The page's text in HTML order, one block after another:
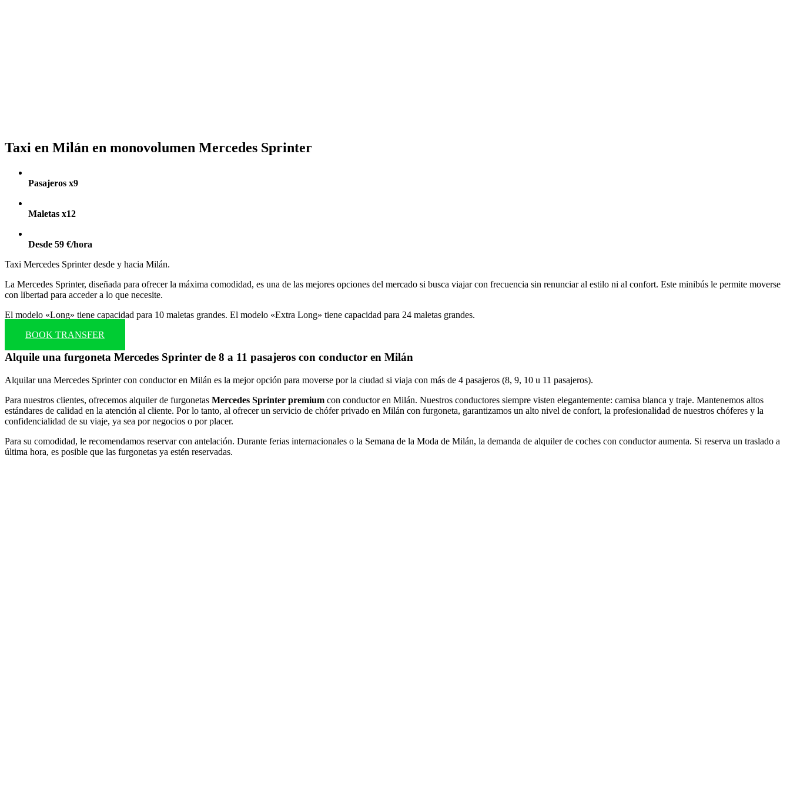
Taxi en Milán en monovolumen Mercedes Sprinter
Pasajeros x9
Maletas x12
Desde 59 €/hora
Taxi Mercedes Sprinter desde y hacia Milán.
La Mercedes Sprinter, diseñada para ofrecer la máxima comodidad, es una de las mejores opciones del mercado si busca viajar con frecuencia sin renunciar al estilo ni al confort. Este minibús le permite moverse
con libertad para acceder a lo que necesite.
El modelo «Long» tiene capacidad para 10 maletas grandes. El modelo «Extra Long» tiene capacidad para 24 maletas grandes.
BOOK TRANSFER
Alquile una furgoneta Mercedes Sprinter de 8 a 11 pasajeros con conductor en Milán
Alquilar una Mercedes Sprinter con conductor en Milán es la mejor opción para moverse por la ciudad si viaja con más de 4 pasajeros (8, 9, 10 u 11 pasajeros).
Para nuestros clientes, ofrecemos alquiler de furgonetas Mercedes Sprinter premium con conductor en Milán. Nuestros conductores siempre visten elegantemente: camisa blanca y traje. Mantenemos altos
estándares de calidad en la atención al cliente. Por lo tanto, al ofrecer un servicio de chófer privado en Milán con furgoneta, garantizamos un alto nivel de confort, la profesionalidad de nuestros chóferes y la
confidencialidad de su viaje, ya sea por negocios o por placer.
Para su comodidad, le recomendamos reservar con antelación. Durante ferias internacionales o la Semana de la Moda de Milán, la demanda de alquiler de coches con conductor aumenta. Si reserva un traslado a
última hora, es posible que las furgonetas ya estén reservadas.